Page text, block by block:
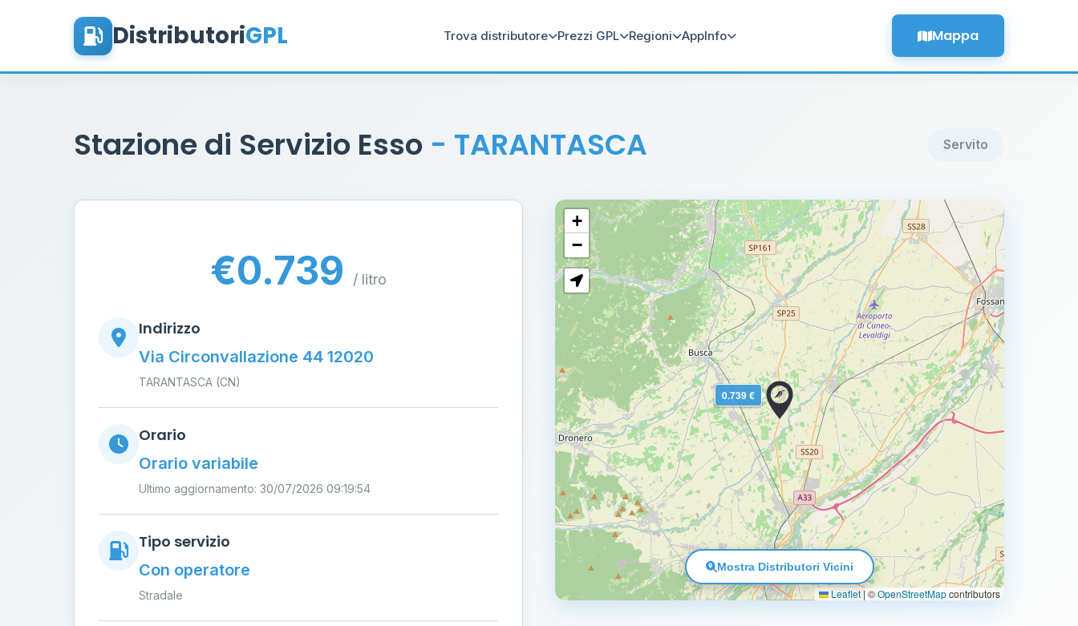
DistributoriGPL Trova distributore Prezzi GPL Regioni AppInfo Mappa
Stazione di Servizio Esso - TARANTASCA Servito
€0.739 / litro
Indirizzo
Via Circonvallazione 44 12020
TARANTASCA (CN)
Orario
Orario variabile
Ultimo aggiornamento: 30/07/2026 09:19:54
Tipo servizio
Con operatore
Stradale
0.739 €
+
−
Leaflet | ©OpenStreetMapcontributors
Mostra Distributori Vicini